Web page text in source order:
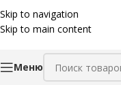
Skip to navigation
Skip to main content
Меню